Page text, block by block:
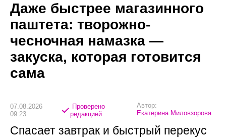
Даже быстрее магазинного
паштета: творожно-
чесночная намазка —
закуска, которая готовится
сама
07.08.2026
09:23
Проверено
редакцией
Автор:
Екатерина Миловзорова
Спасает завтрак и быстрый перекус